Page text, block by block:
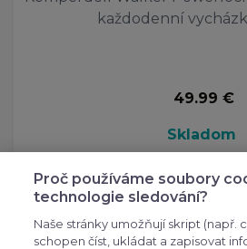
každodenní
49.99 €
Skladom
Vybrať variantu
Proč používáme soubory
technologie sledování?
Naše stránky umožňují skript (např.
schopen číst, ukládat a zapisovat